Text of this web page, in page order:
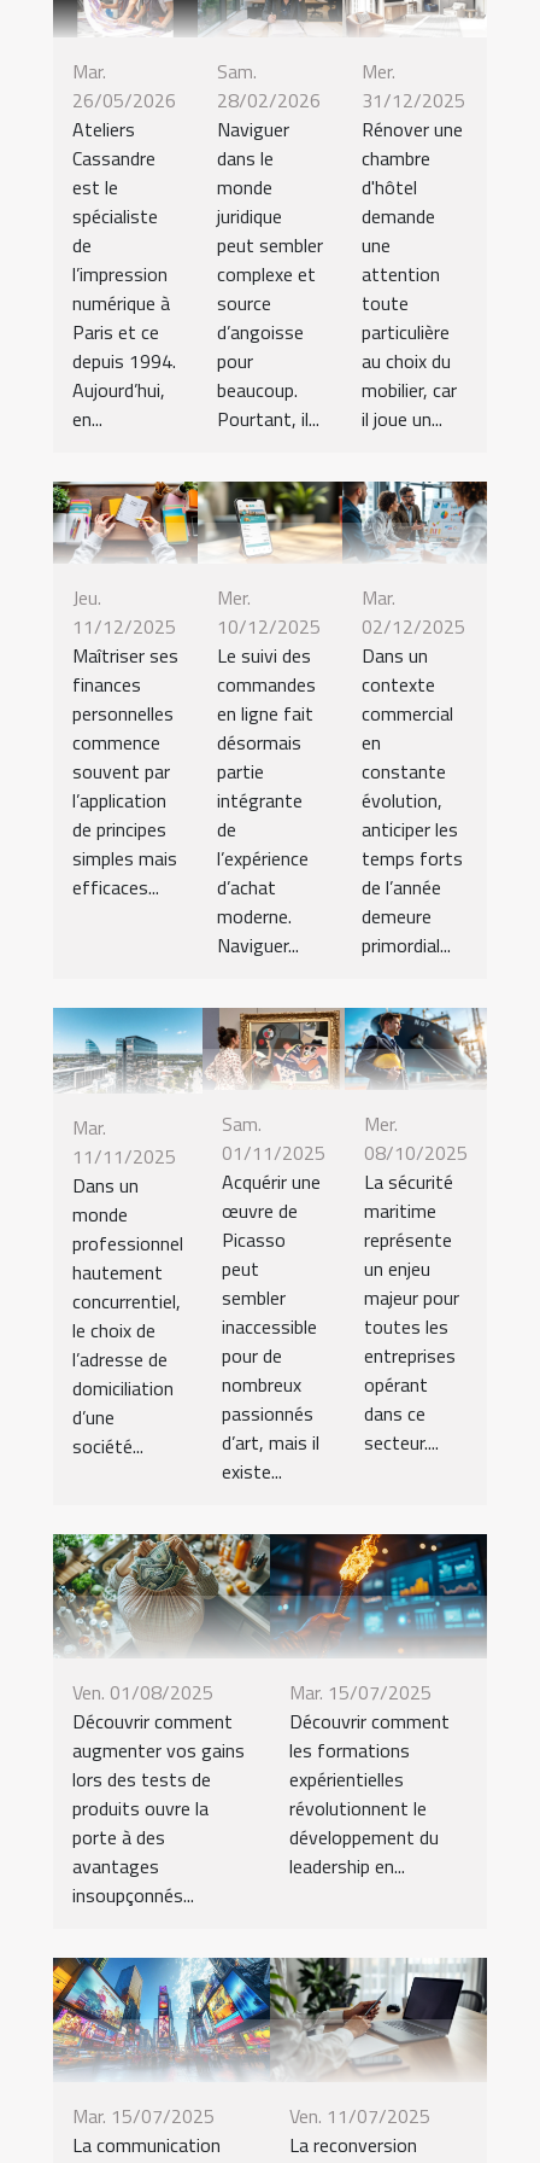
Mar.
26/05/2026
Ateliers
Cassandre
est le
spécialiste
de
l’impression
numérique à
Paris et ce
depuis 1994.
Aujourd’hui,
en...
Sam.
28/02/2026
Naviguer
dans le
monde
juridique
peut sembler
complexe et
source
d’angoisse
pour
beaucoup.
Pourtant, il...
Mer.
31/12/2025
Rénover une
chambre
d'hôtel
demande
une
attention
toute
particulière
au choix du
mobilier, car
il joue un...
Jeu.
11/12/2025
Maîtriser ses
finances
personnelles
commence
souvent par
l’application
de principes
simples mais
efficaces...
Mer.
10/12/2025
Le suivi des
commandes
en ligne fait
désormais
partie
intégrante
de
l’expérience
d’achat
moderne.
Naviguer...
Mar.
02/12/2025
Dans un
contexte
commercial
en
constante
évolution,
anticiper les
temps forts
de l’année
demeure
primordial...
Mar.
11/11/2025
Dans un
monde
professionnel
hautement
concurrentiel,
le choix de
l’adresse de
domiciliation
d’une
société...
Sam.
01/11/2025
Acquérir une
œuvre de
Picasso
peut
sembler
inaccessible
pour de
nombreux
passionnés
d’art, mais il
existe...
Mer.
08/10/2025
La sécurité
maritime
représente
un enjeu
majeur pour
toutes les
entreprises
opérant
dans ce
secteur....
Ven. 01/08/2025
Découvrir comment
augmenter vos gains
lors des tests de
produits ouvre la
porte à des
avantages
insoupçonnés...
Mar. 15/07/2025
Découvrir comment
les formations
expérientielles
révolutionnent le
développement du
leadership en...
Mar. 15/07/2025
La communication
Ven. 11/07/2025
La reconversion